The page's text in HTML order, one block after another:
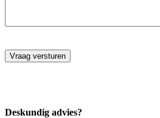
Deskundig advies?